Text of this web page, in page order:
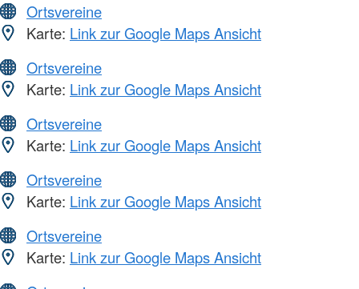
Ortsvereine
Karte: Link zur Google Maps Ansicht
Ortsvereine
Karte: Link zur Google Maps Ansicht
Ortsvereine
Karte: Link zur Google Maps Ansicht
Ortsvereine
Karte: Link zur Google Maps Ansicht
Ortsvereine
Karte: Link zur Google Maps Ansicht